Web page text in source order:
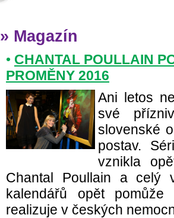
» Magazín
• CHANTAL POULLAIN
PROMĚNY 2016
Ani letos
své
slovenské
postav.
vznikla
Chantal Poullain a celý
kalendářů opět pomůže
realizuje v českých